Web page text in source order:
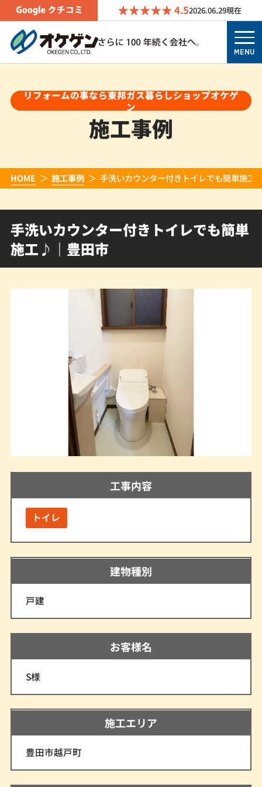
4.52026.06.29現在
MENU
リフォームの事なら東邦ガス暮らしショップオケゲ
ン
施工事例
HOME 施工事例 手洗いカウンター付きトイレでも簡単施工
手洗いカウンター付きトイレでも簡単
施工♪｜豊田市
工事内容
トイレ
建物種別
戸建
お客様名
S様
施工エリア
豊田市越戸町